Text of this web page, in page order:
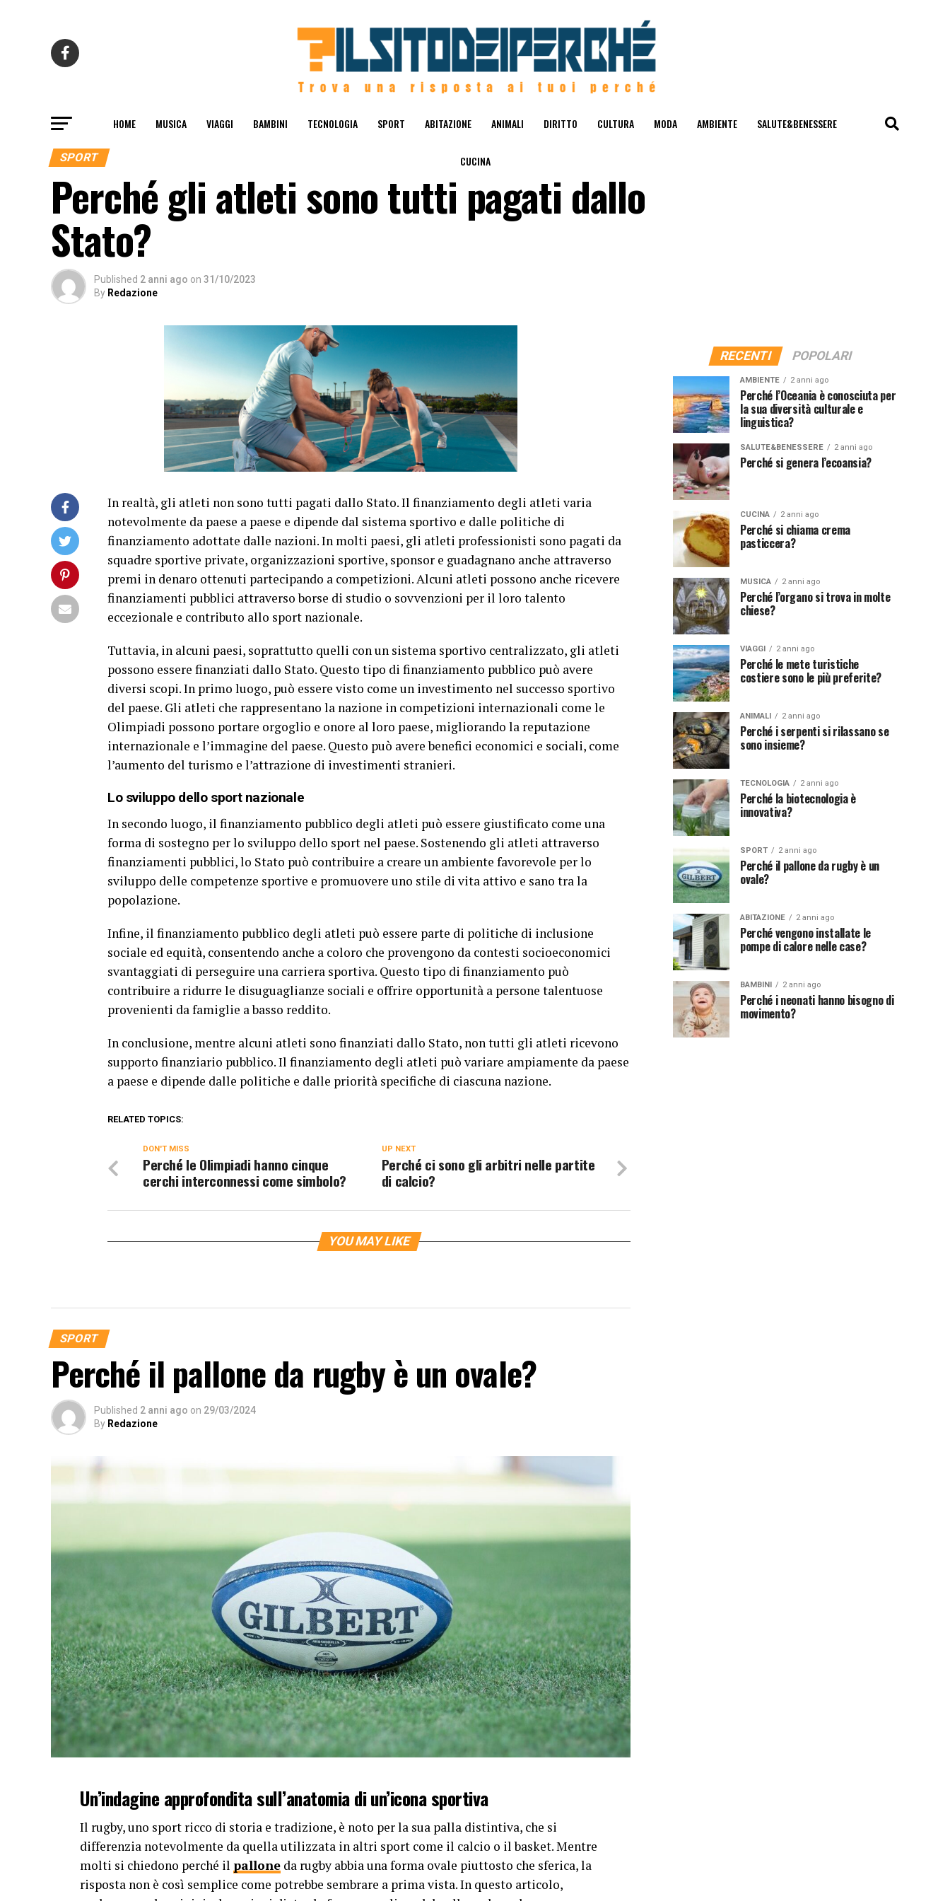
HOME MUSICA VIAGGI BAMBINI TECNOLOGIA SPORT ABITAZIONE ANIMALI DIRITTO CULTURA MODA AMBIENTE SALUTE&BENESSERE
CUCINA
SPORT
Perché gli atleti sono tutti pagati dallo
Stato?
Published 2 anni ago on 31/10/2023
By Redazione
In realtà, gli atleti non sono tutti pagati dallo Stato. Il finanziamento degli atleti varia
notevolmente da paese a paese e dipende dal sistema sportivo e dalle politiche di
finanziamento adottate dalle nazioni. In molti paesi, gli atleti professionisti sono pagati da
squadre sportive private, organizzazioni sportive, sponsor e guadagnano anche attraverso
premi in denaro ottenuti partecipando a competizioni. Alcuni atleti possono anche ricevere
finanziamenti pubblici attraverso borse di studio o sovvenzioni per il loro talento
eccezionale e contributo allo sport nazionale.
Tuttavia, in alcuni paesi, soprattutto quelli con un sistema sportivo centralizzato, gli atleti
possono essere finanziati dallo Stato. Questo tipo di finanziamento pubblico può avere
diversi scopi. In primo luogo, può essere visto come un investimento nel successo sportivo
del paese. Gli atleti che rappresentano la nazione in competizioni internazionali come le
Olimpiadi possono portare orgoglio e onore al loro paese, migliorando la reputazione
internazionale e l’immagine del paese. Questo può avere benefici economici e sociali, come
l’aumento del turismo e l’attrazione di investimenti stranieri.
Lo sviluppo dello sport nazionale
In secondo luogo, il finanziamento pubblico degli atleti può essere giustificato come una
forma di sostegno per lo sviluppo dello sport nel paese. Sostenendo gli atleti attraverso
finanziamenti pubblici, lo Stato può contribuire a creare un ambiente favorevole per lo
sviluppo delle competenze sportive e promuovere uno stile di vita attivo e sano tra la
popolazione.
Infine, il finanziamento pubblico degli atleti può essere parte di politiche di inclusione
sociale ed equità, consentendo anche a coloro che provengono da contesti socioeconomici
svantaggiati di perseguire una carriera sportiva. Questo tipo di finanziamento può
contribuire a ridurre le disuguaglianze sociali e offrire opportunità a persone talentuose
provenienti da famiglie a basso reddito.
In conclusione, mentre alcuni atleti sono finanziati dallo Stato, non tutti gli atleti ricevono
supporto finanziario pubblico. Il finanziamento degli atleti può variare ampiamente da paese
a paese e dipende dalle politiche e dalle priorità specifiche di ciascuna nazione.
RELATED TOPICS:
UP NEXT
Perché ci sono gli arbitri nelle partite
di calcio?
DON'T MISS
Perché le Olimpiadi hanno cinque
cerchi interconnessi come simbolo?
YOU MAY LIKE
SPORT
Perché il pallone da rugby è un ovale?
Published 2 anni ago on 29/03/2024
By Redazione
Un’indagine approfondita sull’anatomia di un’icona sportiva
Il rugby, uno sport ricco di storia e tradizione, è noto per la sua palla distintiva, che si
differenzia notevolmente da quella utilizzata in altri sport come il calcio o il basket. Mentre
molti si chiedono perché il pallone da rugby abbia una forma ovale piuttosto che sferica, la
risposta non è così semplice come potrebbe sembrare a prima vista. In questo articolo,
RECENTI POPOLARI
AMBIENTE 2 anni ago
Perché l’Oceania è conosciuta per
la sua diversità culturale e
linguistica?
SALUTE&BENESSERE 2 anni ago
Perché si genera l’ecoansia?
CUCINA 2 anni ago
Perché si chiama crema
pasticcera?
MUSICA 2 anni ago
Perché l’organo si trova in molte
chiese?
VIAGGI 2 anni ago
Perché le mete turistiche
costiere sono le più preferite?
ANIMALI 2 anni ago
Perché i serpenti si rilassano se
sono insieme?
TECNOLOGIA 2 anni ago
Perché la biotecnologia è
innovativa?
SPORT 2 anni ago
Perché il pallone da rugby è un
ovale?
ABITAZIONE 2 anni ago
Perché vengono installate le
pompe di calore nelle case?
BAMBINI 2 anni ago
Perché i neonati hanno bisogno di
movimento?